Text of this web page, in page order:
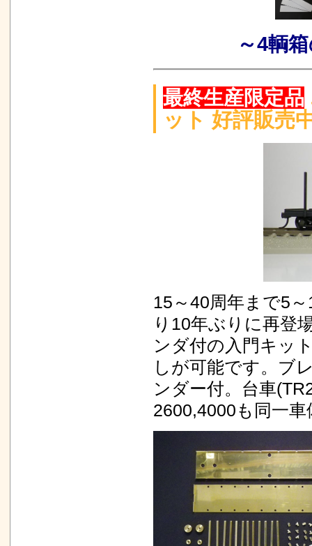
～4輌
最終生産限定品
ット 好評販売
15～40周年まで5
り10年ぶりに再登
ンダ付の入門キッ
しが可能です。ブ
ンダー付。台車
2600,4000も同一